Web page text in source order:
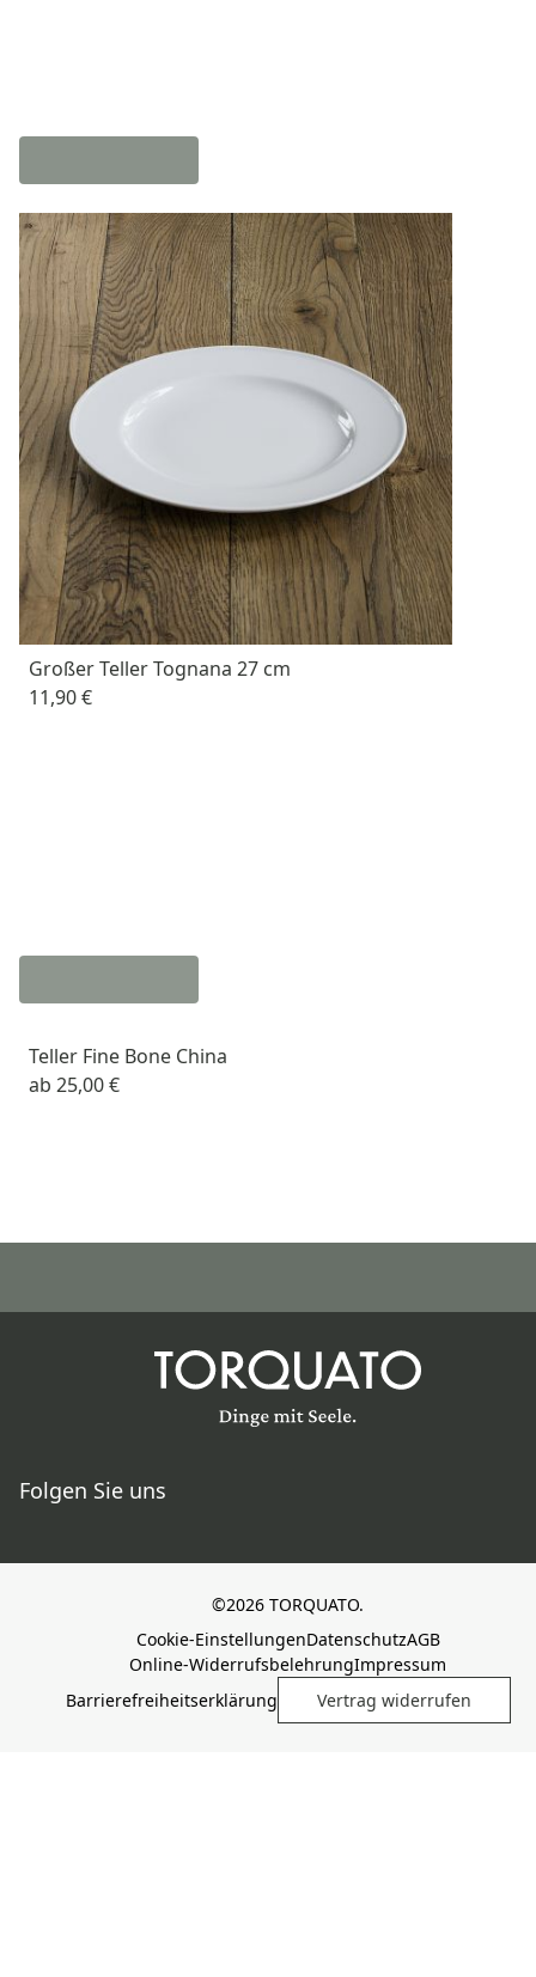
Großer Teller Tognana 27 cm
11,90 €
Teller Fine Bone China
ab 25,00 €
Folgen Sie uns
©2026 TORQUATO.
Cookie-EinstellungenDatenschutzAGB
Online-WiderrufsbelehrungImpressum
Barrierefreiheitserklärung
Vertrag widerrufen